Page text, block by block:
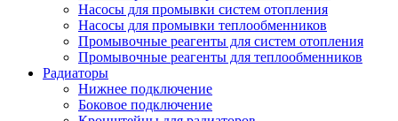
Насосы для промывки систем отопления
Насосы для промывки теплообменников
Промывочные реагенты для систем отопления
Промывочные реагенты для теплообменников
Радиаторы
Нижнее подключение
Боковое подключение